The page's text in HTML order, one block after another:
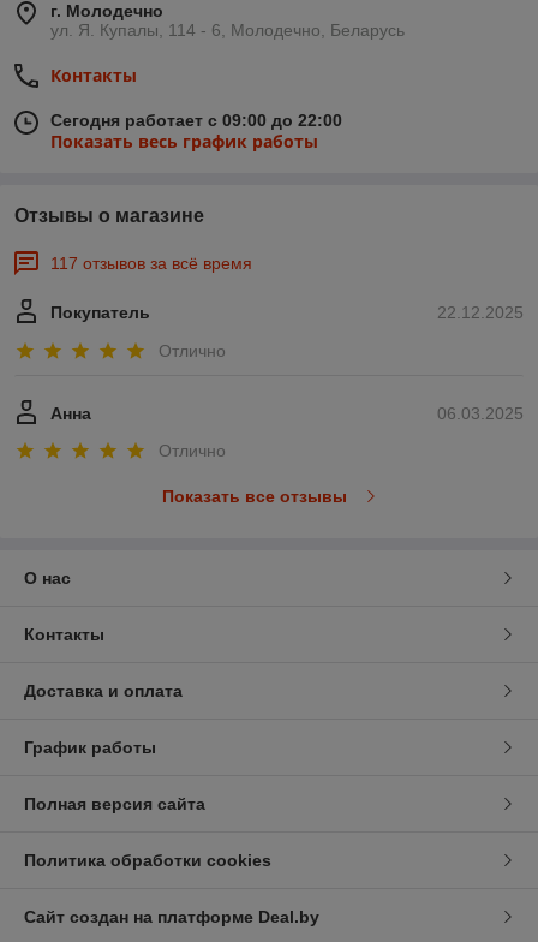
г. Молодечно
ул. Я. Купалы, 114 - 6, Молодечно, Беларусь
Контакты
Сегодня работает с 09:00 до 22:00
Показать весь график работы
Отзывы о магазине
117 отзывов за всё время
22.12.2025
Покупатель
Отлично
06.03.2025
Анна
Отлично
Показать все отзывы
О нас
Контакты
Доставка и оплата
График работы
Полная версия сайта
Политика обработки cookies
Сайт создан на платформе Deal.by